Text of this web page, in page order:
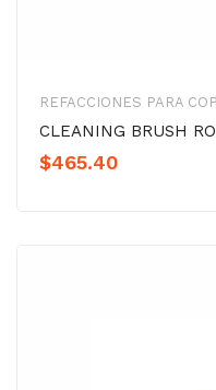
REFACCIONES PARA
CLEANING BRUSH
$465.40